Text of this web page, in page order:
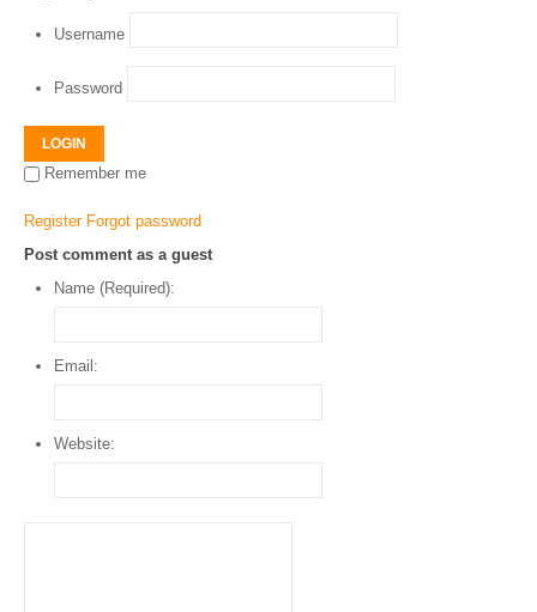
Username
Password
LOGIN
Remember me
Register Forgot password
Post comment as a guest
Name (Required):
Email:
Website: